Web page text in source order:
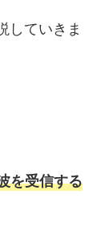
していきま
を受信する